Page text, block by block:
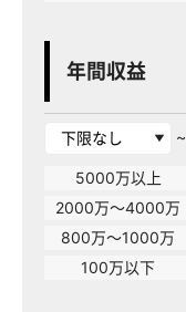
年間収益
~
5000万以上
2000万～4000万
800万～1000万
100万以下